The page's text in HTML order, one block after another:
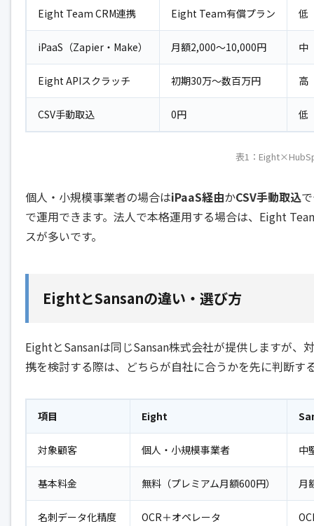
Eight Team CRM連携 Eight Team有償プラン 低
iPaaS（Zapier・Make） 月額2,000〜10,000円 中
Eight APIスクラッチ 初期30万〜数百万円 高
CSV手動取込 0円 低
表1：
個人・小規模事業者の場合はiPaaS経由かCSV手動取込
で運用できます。法人で本格運用する場合は、Eight
スが多いです。
EightとSansanの違い・選び方
EightとSansanは同じSansan株式会社が提供しますが
携を検討する際は、どちらが自社に合うかを先に判断す
項目 Eight
対象顧客 個人・小規模事業者 中
基本料金 無料（プレミアム月額600円） 月
名刺データ化精度 OCR＋オペレータ